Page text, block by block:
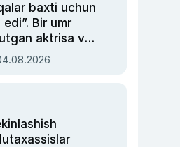
baxti uchun
Bir umr
aktrisa va
Rimma